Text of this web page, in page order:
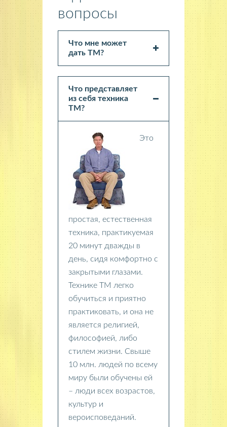
вопросы
Что мне может
дать ТМ?
Что представляет
из себя техника
ТМ?
Это
простая, естественная
техника, практикуемая
20 минут дважды в
день, сидя комфортно с
закрытыми глазами.
Технике ТМ легко
обучиться и приятно
практиковать, и она не
является религией,
философией, либо
стилем жизни. Свыше
10 млн. людей по всему
миру были обучены ей
– люди всех возрастов,
культур и
вероисповеданий.